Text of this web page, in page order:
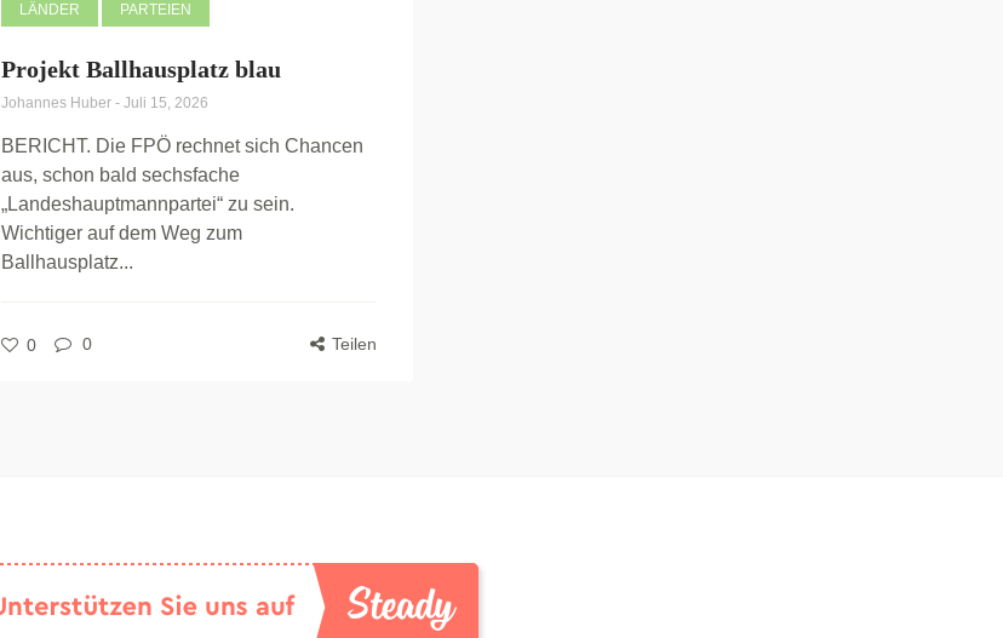
LÄNDER PARTEIEN
Projekt Ballhausplatz blau
Johannes Huber - Juli 15, 2026
BERICHT. Die FPÖ rechnet sich Chancen
aus, schon bald sechsfache
„Landeshauptmannpartei“ zu sein.
Wichtiger auf dem Weg zum
Ballhausplatz...
0 0 Teilen